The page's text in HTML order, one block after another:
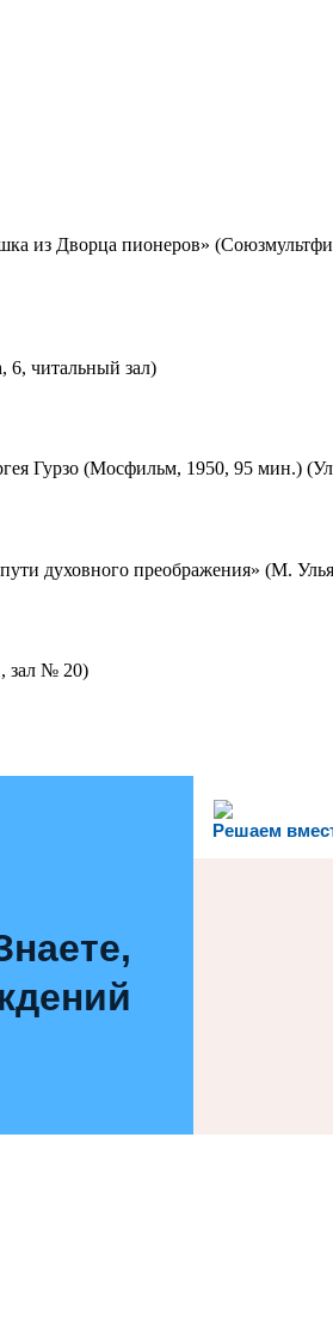
из Дворца пионеров»
6, читальный зал)
Гурзо (Мосфильм, 1950, 95 мин.)
духовного преображения» (М.
зал № 20)
Решаем